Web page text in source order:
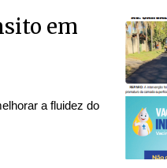
em
a fluidez do